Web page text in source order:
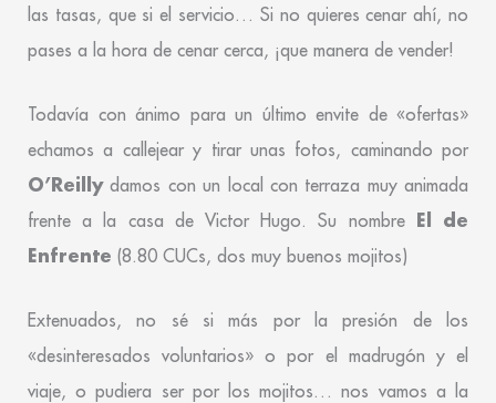
las tasas, que si el servicio… Si no quieres cenar ahí, no
pases a la hora de cenar cerca, ¡que manera de vender!
Todavía con ánimo para un último envite de «ofertas»
echamos a callejear y tirar unas fotos, caminando por
O’Reillydamos con un local con terraza muy animada
frente a la casa de Victor Hugo. Su nombre El de
Enfrente (8.80 CUCs, dos muy buenos mojitos)
Extenuados, no sé si más por la presión de los
«desinteresados voluntarios» o por el madrugón y el
viaje, o pudiera ser por los mojitos… nos vamos a la